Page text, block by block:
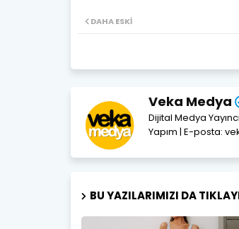
DAHA ESKI
Veka Medya
Dijital Medya
Yapım | E-posta:
BU YAZILARIMIZI DA